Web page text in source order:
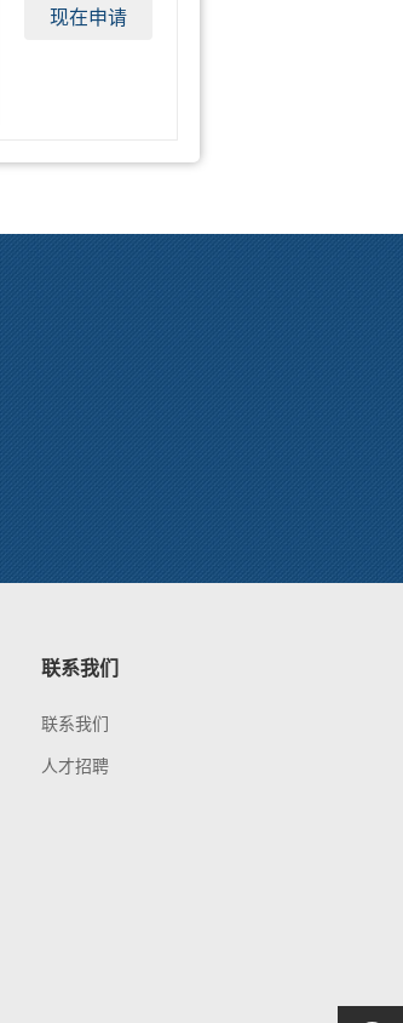
现在申请
联系我们
联系我们
人才招聘